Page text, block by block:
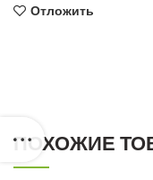
Отложить
ПОХОЖИЕ